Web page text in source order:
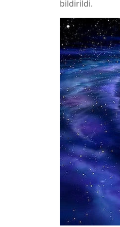
bildirildi.